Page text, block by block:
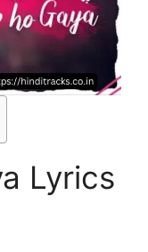
Lyrics